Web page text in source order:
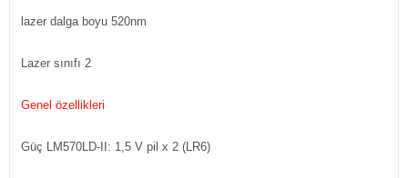
lazer dalga boyu 520nm
Lazer sınıfı 2
Genel özellikleri
Güç LM570LD-II: 1,5 V pil x 2 (LR6)